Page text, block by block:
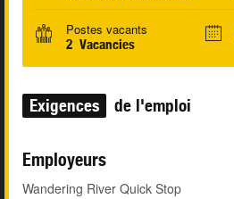
Postes vacants
2 Vacancies
Exigences de l'emploi
Employeurs
Wandering River Quick Stop